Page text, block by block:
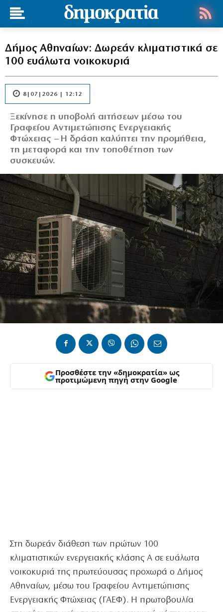
Δήμος Αθηναίων: Δωρεάν κλιματιστικά σε
100 ευάλωτα νοικοκυριά
8|07|2026 | 12:12
Ξεκίνησε η υποβολή αιτήσεων μέσω του
Γραφείου Αντιμετώπισης Ενεργειακής
Φτώχειας – Η δράση καλύπτει την προμήθεια,
τη μεταφορά και την τοποθέτηση των
συσκευών.
Προσθέστε την «δημοκρατία» ως
προτιμώμενη πηγή στην Google
Στη δωρεάν διάθεση των πρώτων 100
κλιματιστικών ενεργειακής κλάσης Α σε ευάλωτα
νοικοκυριά της πρωτεύουσας προχωρά ο Δήμος
Αθηναίων, μέσω του Γραφείου Αντιμετώπισης
Ενεργειακής Φτώχειας (ΓΑΕΦ). Η πρωτοβουλία